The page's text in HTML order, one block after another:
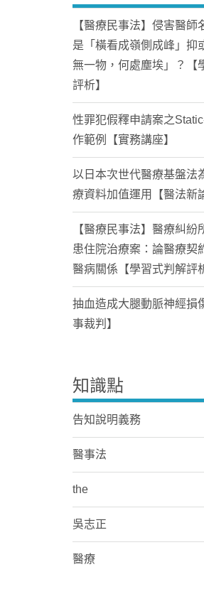
【醫療民事法】侵害醫師
是「橫看成嶺側成峰」抑
無一物，何處塵埃」？【
評析】
性罪犯假釋申請案之
作範例【實務講座】
以日本次世代醫療基盤法
療資料加值運用【醫法新
【醫療民事法】醫療糾紛
患住院治療案：論醫療契
醫病關係【學習式判解評
抽血造成大腿動脈神經損
事裁判】
知識點
告知說明義務
醫事法
the
吳志正
醫療